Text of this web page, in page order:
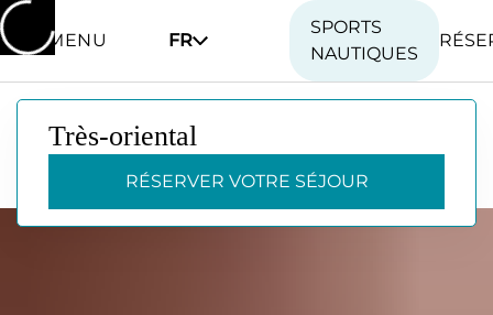
FR
MENU
SPORTS
NAUTIQUES
Très-oriental
Très-oriental
RÉSERVER VOTRE SÉJOUR